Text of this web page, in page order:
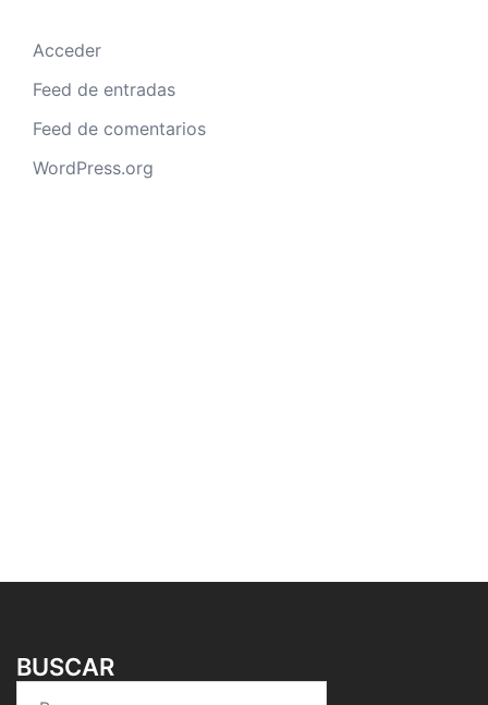
Acceder
Feed de entradas
Feed de comentarios
WordPress.org
BUSCAR